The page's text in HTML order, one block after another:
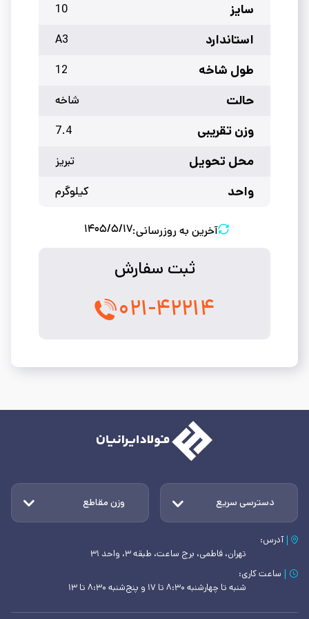
سایز 10
استاندارد A3
طول شاخه 12
حالت شاخه
وزن تقریبی 7.4
محل تحویل تبریز
واحد کیلوگرم
آخرین به روزرسانی:۱۴۰۵/۵/۱۷
ثبت سفارش
۰۲۱-۴۲۲۱۴
دسترسی سریع وزن مقاطع
آدرس:
تهران، فاطمی، برج ساعت، طبقه ۳، واحد ۳۱
ساعت کاری:
شنبه تا چهارشنبه ۸:۳۰ تا ۱۷ و پنج‌شنبه ۸:۳۰ تا ۱۳